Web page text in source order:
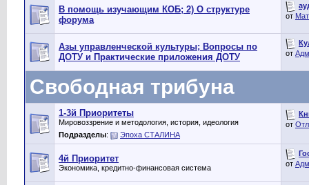
В помощь изучающим КОБ; 2) О структуре
форума
от
Азы управленческой культуры; Вопросы по
ДОТУ и Практические приложения ДОТУ
от
Свободная трибуна
1-3й Приоритеты
Мировоззрение и методология, история, идеология
Подразделы: Эпоха СТАЛИНА
от
4й Приоритет
Экономика, кредитно-финансовая система
от